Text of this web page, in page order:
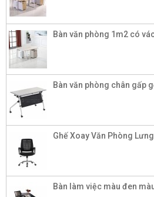
Bàn văn phòng 1m2 có
Bàn văn phòng chân gấp
Ghế Xoay Văn Phòng
Bàn làm việc màu đen